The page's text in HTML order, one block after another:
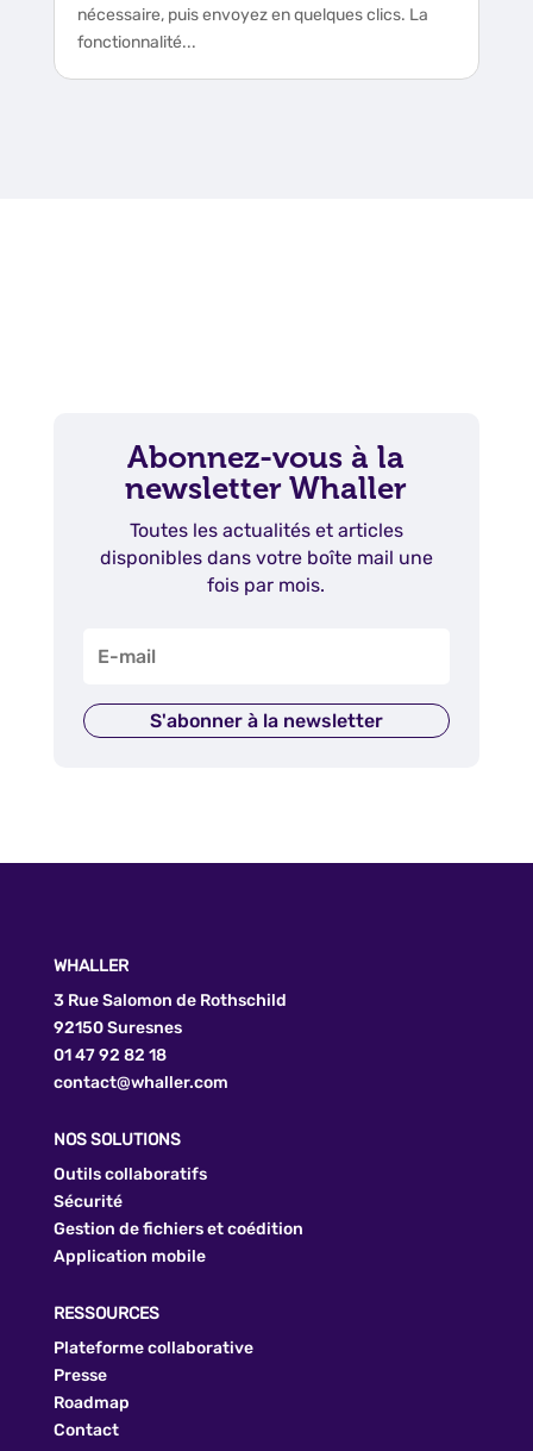
nécessaire, puis envoyez en quelques clics. La
fonctionnalité...
Abonnez-vous à la
newsletter Whaller
Toutes les actualités et articles
disponibles dans votre boîte mail une
fois par mois.
S'abonner à la newsletter
WHALLER
3 Rue Salomon de Rothschild
92150 Suresnes
01 47 92 82 18
contact@whaller.com
NOS SOLUTIONS
Outils collaboratifs
Sécurité
Gestion de fichiers et coédition
Application mobile
RESSOURCES
Plateforme collaborative
Presse
Roadmap
Contact